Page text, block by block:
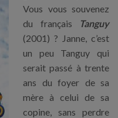
Vous vous souvenez
du français
Tanguy
(2001) ? Janne, c’est
un peu Tanguy qui
serait passé à trente
ans du foyer de sa
mère à celui de sa
copine, sans perdre